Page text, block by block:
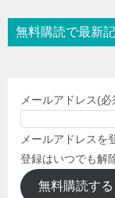
無料購読で最新
メールアドレス(必
メールアドレスを
登録はいつでも解
無料購読する